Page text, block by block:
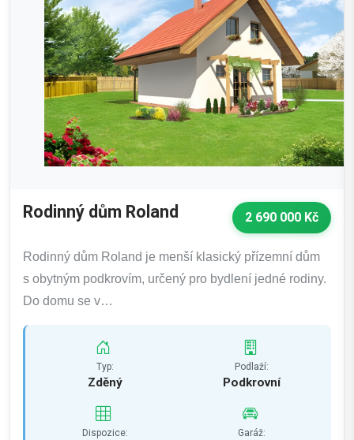
Rodinný dům Roland 2 690 000 Kč
Rodinný dům Roland je menší klasický přízemní dům
s obytným podkrovím, určený pro bydlení jedné rodiny.
Do domu se v…
Typ:
Zděný
Podlaží:
Podkrovní
Dispozice: Garáž: